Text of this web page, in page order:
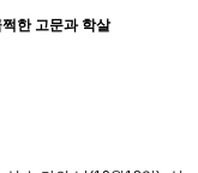
한 고문과 학살